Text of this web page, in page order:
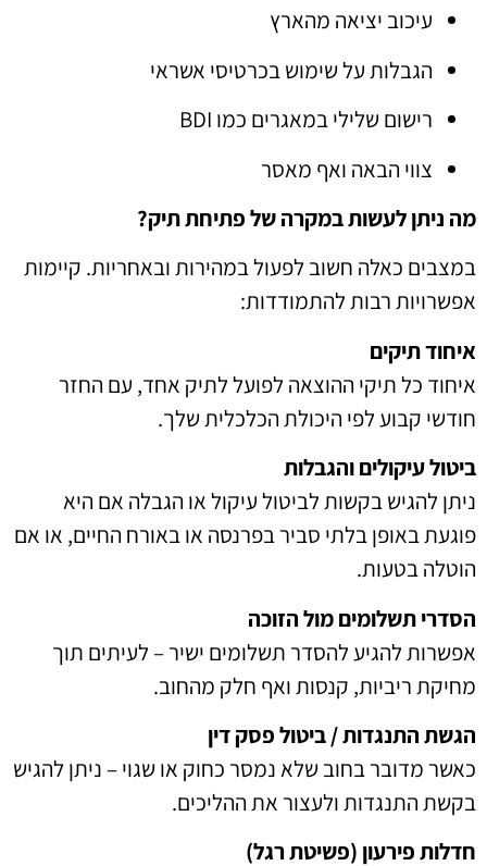
עיכוב יציאה מהארץ
הגבלות על שימוש בכרטיסי אשראי
רישום שלילי במאגרים כמו BDI
צווי הבאה ואף מאסר
מה ניתן לעשות במקרה של פתיחת תיק?
במצבים כאלה חשוב לפעול במהירות ובאחריות. קיימות
אפשרויות רבות להתמודדות:
איחוד תיקים
איחוד כל תיקי ההוצאה לפועל לתיק אחד, עם החזר
חודשי קבוע לפי היכולת הכלכלית שלך.
ביטול עיקולים והגבלות
ניתן להגיש בקשות לביטול עיקול או הגבלה אם היא
פוגעת באופן בלתי סביר בפרנסה או באורח החיים, או אם
הוטלה בטעות.
הסדרי תשלומים מול הזוכה
אפשרות להגיע להסדר תשלומים ישיר – לעיתים תוך
מחיקת ריביות, קנסות ואף חלק מהחוב.
הגשת התנגדות / ביטול פסק דין
כאשר מדובר בחוב שלא נמסר כחוק או שגוי – ניתן להגיש
בקשת התנגדות ולעצור את ההליכים.
חדלות פירעון (פשיטת רגל)